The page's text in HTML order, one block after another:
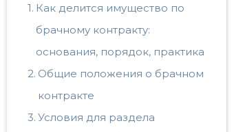
Как делится имущество по
брачному контракту:
основания, порядок, практика
Общие положения о брачном
контракте
Условия для раздела